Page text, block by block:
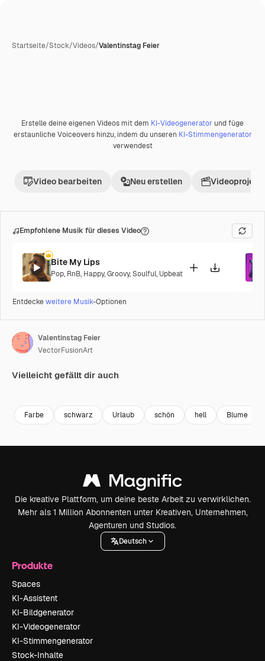
Startseite/Stock/Videos/Valentinstag Feier
PremiumKI-generiert
Erstelle deine eigenen Videos mit dem KI-Videogenerator und füge
erstaunliche Voiceovers hinzu, indem du unseren KI-Stimmengenerator
verwendest
Video bearbeiten Neu erstellen Videoprojekt
Empfohlene Musik für dieses Video
Bite My Lips
Pop, RnB, Happy,Groovy,Soulful, Upbeat
Entdeckeweitere Musik-Optionen
Valentinstag Feier
VectorFusionArt
Vielleicht gefällt dir auch
Farbe schwarz Urlaub schön hell Blume
Die kreative Plattform, um deine beste Arbeit zu verwirklichen.
Mehr als 1 Million Abonnenten unter Kreativen, Unternehmen,
Agenturen und Studios.
Deutsch
Produkte
Spaces
KI-Assistent
KI-Bildgenerator
KI-Videogenerator
KI-Stimmengenerator
Stock-Inhalte